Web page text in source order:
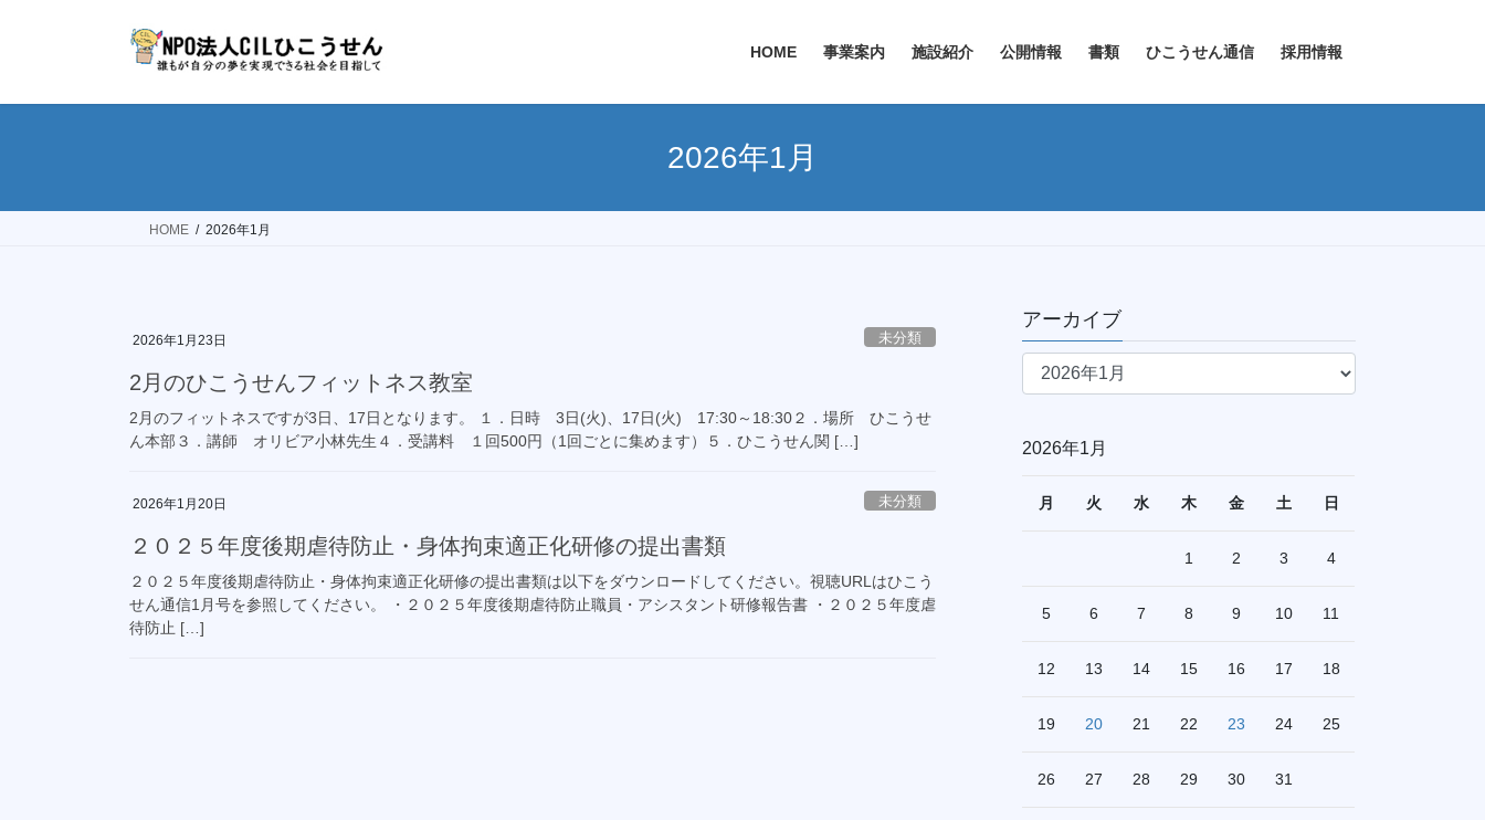
HOME 事業案内 施設紹介 公開情報 書類 ひこうせん通信 採用情報
2026年1月
HOME 2026年1月
2026年1月23日 未分類
2月のひこうせんフィットネス教室
2月のフィットネスですが3日、17日となります。 １．日時 3日(火)、17日(火) 17:30～18:30２．場所 ひこうせ
ん本部３．講師 オリビア小林先生４．受講料 １回500円（1回ごとに集めます）５．ひこうせん関 […]
2026年1月20日 未分類
２０２５年度後期虐待防止・身体拘束適正化研修の提出書類
２０２５年度後期虐待防止・身体拘束適正化研修の提出書類は以下をダウンロードしてください。視聴URLはひこう
せん通信1月号を参照してください。 ・２０２５年度後期虐待防止職員・アシスタント研修報告書 ・２０２５年度虐
待防止 […]
アーカイブ
ア
ブ
2026年1月
月 火 水 木 金 土 日
1 2 3 4
5 6 7 8 9 10 11
12 13 14 15 16 17 18
19 20 21 22 23 24 25
26 27 28 29 30 31